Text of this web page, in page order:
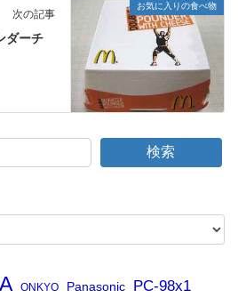
お気に入りの食べ物
次の記事
ダーチ
検索
ONKYO Panasonic PC-98x1